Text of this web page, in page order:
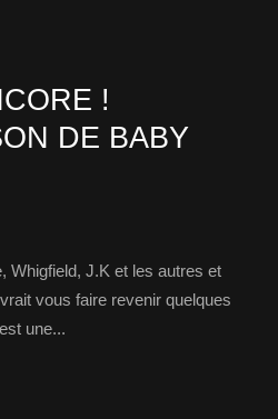
!
DE BABY
Whigfield, J.K et les autres et
vous faire revenir quelques
une...